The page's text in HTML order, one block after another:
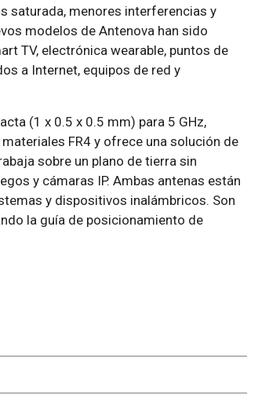
saturada, menores interferencias y
modelos de Antenova han sido
TV, electrónica wearable, puntos de
a Internet, equipos de red y
(1 x 0.5 x 0.5 mm) para 5 GHz,
FR4 y ofrece una solución de
sobre un plano de tierra sin
y cámaras IP. Ambas antenas están
y dispositivos inalámbricos. Son
la guía de posicionamiento de